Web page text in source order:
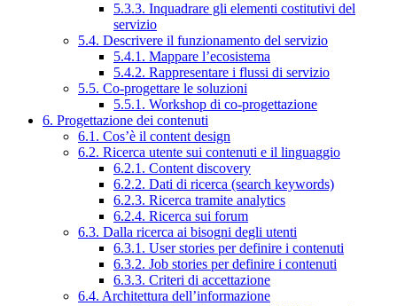
5.3.3. Inquadrare gli elementi costitutivi del
servizio
5.4. Descrivere il funzionamento del servizio
5.4.1. Mappare l’ecosistema
5.4.2. Rappresentare i flussi di servizio
5.5. Co-progettare le soluzioni
5.5.1. Workshop di co-progettazione
6. Progettazione dei contenuti
6.1. Cos’è il content design
6.2. Ricerca utente sui contenuti e il linguaggio
6.2.1. Content discovery
6.2.2. Dati di ricerca (search keywords)
6.2.3. Ricerca tramite analytics
6.2.4. Ricerca sui forum
6.3. Dalla ricerca ai bisogni degli utenti
6.3.1. User stories per definire i contenuti
6.3.2. Job stories per definire i contenuti
6.3.3. Criteri di accettazione
6.4. Architettura dell’informazione